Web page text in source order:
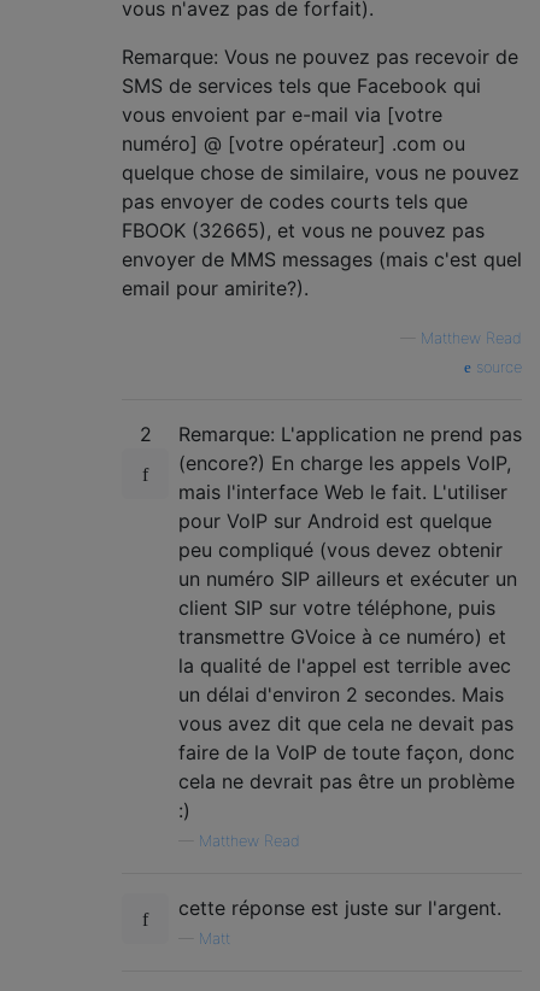
vous n'avez pas de forfait).
Remarque: Vous ne pouvez pas recevoir de
SMS de services tels que Facebook qui
vous envoient par e-mail via [votre
numéro] @ [votre opérateur] .com ou
quelque chose de similaire, vous ne pouvez
pas envoyer de codes courts tels que
FBOOK (32665), et vous ne pouvez pas
envoyer de MMS messages (mais c'est quel
email pour amirite?).
Matthew Read
source
2
Remarque: L'application ne prend pas
(encore?) En charge les appels VoIP,
mais l'interface Web le fait. L'utiliser
pour VoIP sur Android est quelque
peu compliqué (vous devez obtenir
un numéro SIP ailleurs et exécuter un
client SIP sur votre téléphone, puis
transmettre GVoice à ce numéro) et
la qualité de l'appel est terrible avec
un délai d'environ 2 secondes. Mais
vous avez dit que cela ne devait pas
faire de la VoIP de toute façon, donc
cela ne devrait pas être un problème
:)
Matthew Read
cette réponse est juste sur l'argent.
Matt